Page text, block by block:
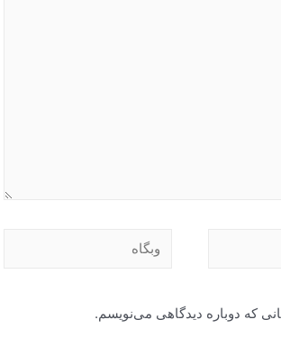
وبگاه
که دوباره دیدگاهی می‌نویسم.